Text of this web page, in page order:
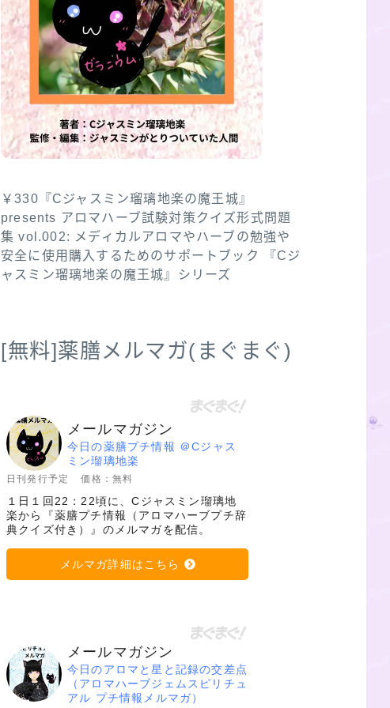
￥330『Cジャスミン瑠璃地楽の魔王城』
presents アロマハーブ試験対策クイズ形式問題
集 vol.002: メディカルアロマやハーブの勉強や
安全に使用購入するためのサポートブック 『Cジ
ャスミン瑠璃地楽の魔王城』シリーズ
[無料]薬膳メルマガ(まぐまぐ)
メールマガジン
今日の薬膳プチ情報 ＠Cジャス
ミン瑠璃地楽
日刊発行予定 価格：無料
１日１回22：22頃に、Cジャスミン瑠璃地
楽から『薬膳プチ情報（アロマハーブプチ辞
典クイズ付き）』のメルマガを配信。
メルマガ詳細はこちら
メールマガジン
今日のアロマと星と記録の交差点
（アロマハーブジェムスピリチュ
アル プチ情報メルマガ）